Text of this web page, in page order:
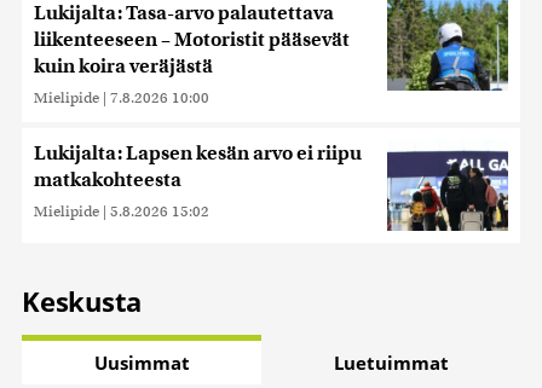
Lukijalta: Tasa-arvo palautettava
liikenteeseen – Motoristit pääsevät
kuin koira veräjästä
Mielipide | 7.8.2026 10:00
Lukijalta: Lapsen kesän arvo ei riipu
matkakohteesta
Mielipide | 5.8.2026 15:02
Keskusta
Uusimmat Luetuimmat